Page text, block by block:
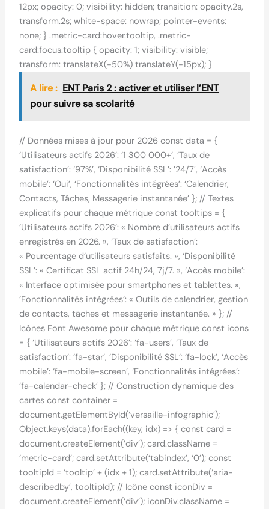
12px; opacity: 0; visibility: hidden; transition: opacity.2s,
transform.2s; white-space: nowrap; pointer-events:
none; } .metric-card:hover.tooltip, .metric-
card:focus.tooltip { opacity: 1; visibility: visible;
transform: translateX(-50%) translateY(-15px); }
A lire : ENT Paris 2 : activer et utiliser l’ENT
pour suivre sa scolarité
// Données mises à jour pour 2026 const data = {
‘Utilisateurs actifs 2026’: ‘1 300 000+’, ‘Taux de
satisfaction’: ‘97%’, ‘Disponibilité SSL’: ’24/7′, ‘Accès
mobile’: ‘Oui’, ‘Fonctionnalités intégrées’: ‘Calendrier,
Contacts, Tâches, Messagerie instantanée’ }; // Textes
explicatifs pour chaque métrique const tooltips = {
‘Utilisateurs actifs 2026’: « Nombre d’utilisateurs actifs
enregistrés en 2026. », ‘Taux de satisfaction’:
« Pourcentage d’utilisateurs satisfaits. », ‘Disponibilité
SSL’: « Certificat SSL actif 24h/24, 7j/7. », ‘Accès mobile’:
« Interface optimisée pour smartphones et tablettes. »,
‘Fonctionnalités intégrées’: « Outils de calendrier, gestion
de contacts, tâches et messagerie instantanée. » }; //
Icônes Font Awesome pour chaque métrique const icons
= { ‘Utilisateurs actifs 2026’: ‘fa-users’, ‘Taux de
satisfaction’: ‘fa-star’, ‘Disponibilité SSL’: ‘fa-lock’, ‘Accès
mobile’: ‘fa-mobile-screen’, ‘Fonctionnalités intégrées’:
‘fa-calendar-check’ }; // Construction dynamique des
cartes const container =
document.getElementById(‘versaille-infographic’);
Object.keys(data).forEach((key, idx) => { const card =
document.createElement(‘div’); card.className =
‘metric-card’; card.setAttribute(‘tabindex’, ‘0’); const
tooltipId = ‘tooltip’ + (idx + 1); card.setAttribute(‘aria-
describedby’, tooltipId); // Icône const iconDiv =
document.createElement(‘div’); iconDiv.className =